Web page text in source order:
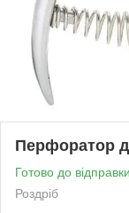
Перфоратор
Готово до відправки
Роздріб